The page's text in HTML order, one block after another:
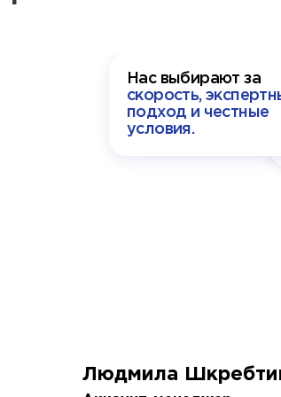
Нас выбирают за
скорость,
подход и честные
условия.
Людмила